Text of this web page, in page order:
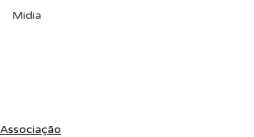
Midia
Associação